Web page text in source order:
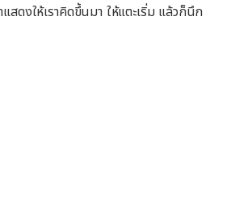
สดงให้เราคิดขึ้นมา ให้แตะเริ่ม แล้วก็นึก